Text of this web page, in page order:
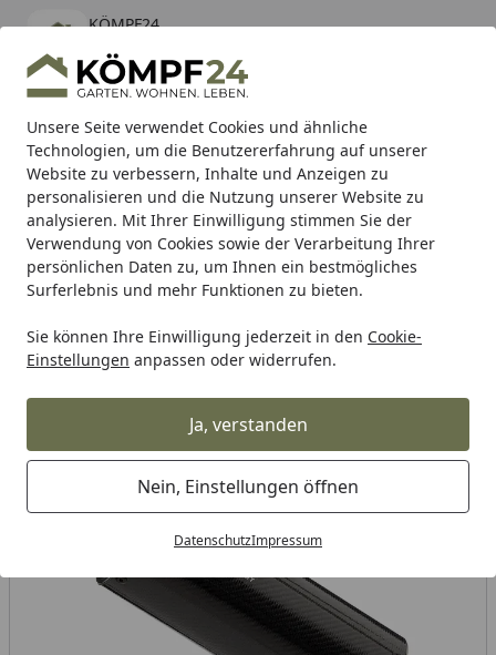
Unsere Seite verwendet Cookies und ähnliche
Technologien, um die Benutzererfahrung auf unserer
Website zu verbessern, Inhalte und Anzeigen zu
personalisieren und die Nutzung unserer Website zu
analysieren. Mit Ihrer Einwilligung stimmen Sie der
Verwendung von Cookies sowie der Verarbeitung Ihrer
persönlichen Daten zu, um Ihnen ein bestmögliches
Surferlebnis und mehr Funktionen zu bieten.
Sie können Ihre Einwilligung jederzeit in den Cookie-
Einstellungen anpassen oder widerrufen.
Ja, verstanden
Nein, Einstellungen öffnen
DatenschutzImpressum
KÖMPF24
kostenlos - Im App Store
Hotline
Alle Produkte
Mein Konto
Suchen
Karibu Pools inkl. gratis Sandfilteranlage & Pool-
Starterset (Gesamtwert bis 468,99€)
Startseite
Shark Shark Komplettanlage Shark Performance
Shark Performance Komplettanlage
SRC 4 für SUZUKI GSX-8S mit EG-BE